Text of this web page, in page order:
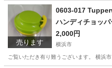
売ります
0603-017
ハンディチョッパ
2,000円
横浜市
ご覧いただき有り難うございます。 横